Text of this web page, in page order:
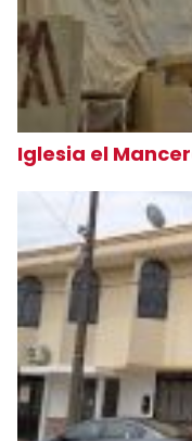
Iglesia el